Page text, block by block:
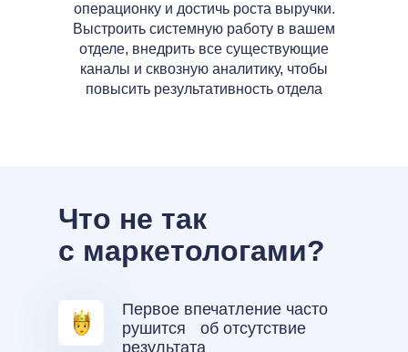
операционку и достичь роста выручки.
Выстроить системную работу в вашем
отделе, внедрить все существующие
каналы и сквозную аналитику, чтобы
повысить результативность отдела
Что не так
с маркетологами?
Первое впечатление часто
рушится об отсутствие
результата